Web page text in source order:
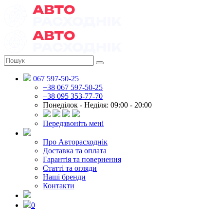
067 597-50-25
+38 067 597-50-25
+38 095 353-77-70
Понеділок - Неділя: 09:00 - 20:00
Передзвоніть мені
Про Авторасходнік
Доставка та оплата
Гарантія та повернення
Статті та огляди
Наші бренди
Контакти
0